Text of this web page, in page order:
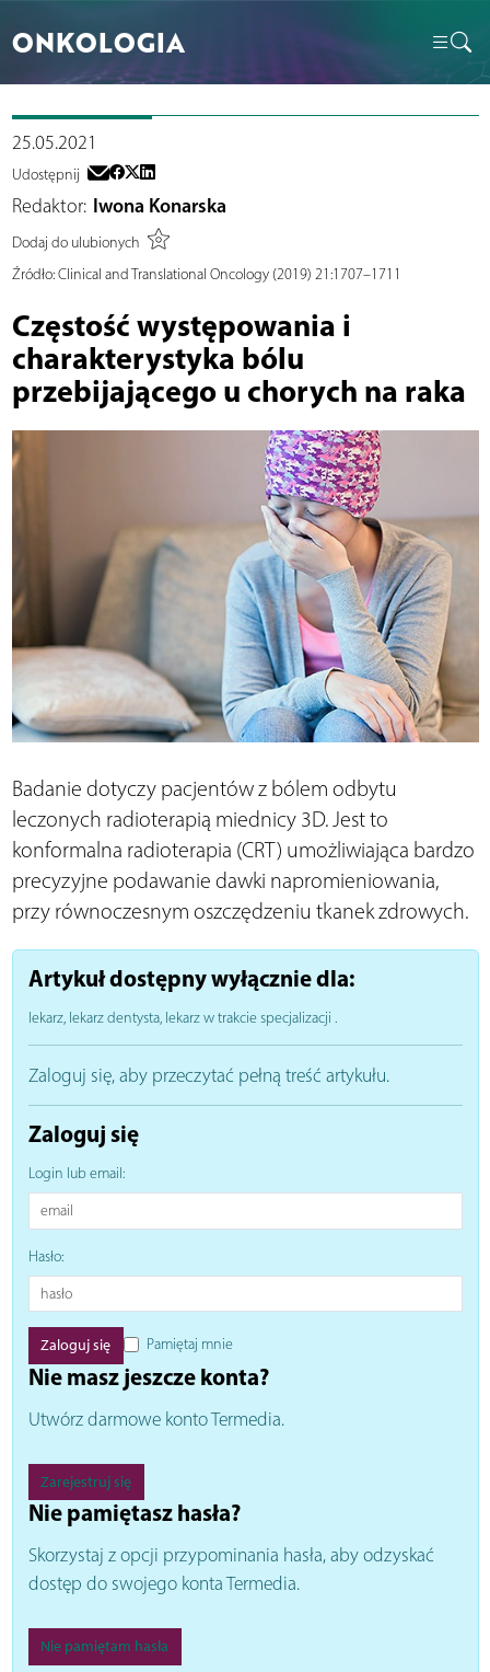
ONKOLOGIA
25.05.2021
Udostępnij
Redaktor: Iwona Konarska
Dodaj do ulubionych
Źródło:Clinical and Translational Oncology (2019) 21:1707–1711
Częstość występowania i
charakterystyka bólu
przebijającego u chorych na raka
Badanie dotyczy pacjentów z bólem odbytu
leczonych radioterapią miednicy 3D. Jest to
konformalna radioterapia (CRT) umożliwiająca bardzo
precyzyjne podawanie dawki napromieniowania,
przy równoczesnym oszczędzeniu tkanek zdrowych.
Artykuł dostępny wyłącznie dla:
lekarz, lekarz dentysta, lekarz w trakcie specjalizacji .
Zaloguj się, aby przeczytać pełną treść artykułu.
Zaloguj się
Login lub email:
Hasło:
Pamiętaj mnie
Nie masz jeszcze konta?
Utwórz darmowe konto Termedia.
Zarejestruj się
Nie pamiętasz hasła?
Skorzystaj z opcji przypominania hasła, aby odzyskać
dostęp do swojego konta Termedia.
Nie pamiętam hasła